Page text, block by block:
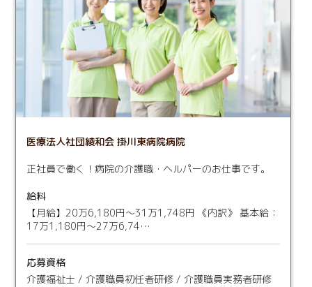
医療法人社団綾和会 掛川東病院病院
正社員で働く！病院の介護職・ヘルパーのお仕事です。
給料
【月給】20万6,180円～31万1,748円 《内訳》 基本給：
17万1,180円～27万6,74…
応募資格
介護福祉士 / 介護職員初任者研修 / 介護職員実務者研修